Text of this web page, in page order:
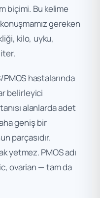
biçimi. Bu kelime
konuşmamız gereken
kilo, uyku,
PMOS hastalarında
belirleyici
alanlarda adet
geniş bir
parçasıdır.
yetmez. PMOS adı
ovarian — tam da